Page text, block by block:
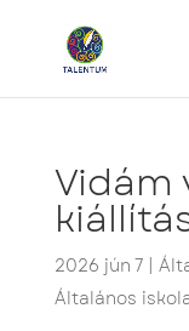
Vidám
2026 jún 7|
Általános